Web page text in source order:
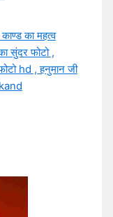
का महत्व
सुंदर फोटो ,
hd , हनुमान जी